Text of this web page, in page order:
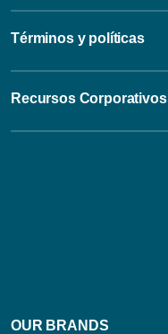
Términos y políticas
Recursos Corporativos
OUR BRANDS